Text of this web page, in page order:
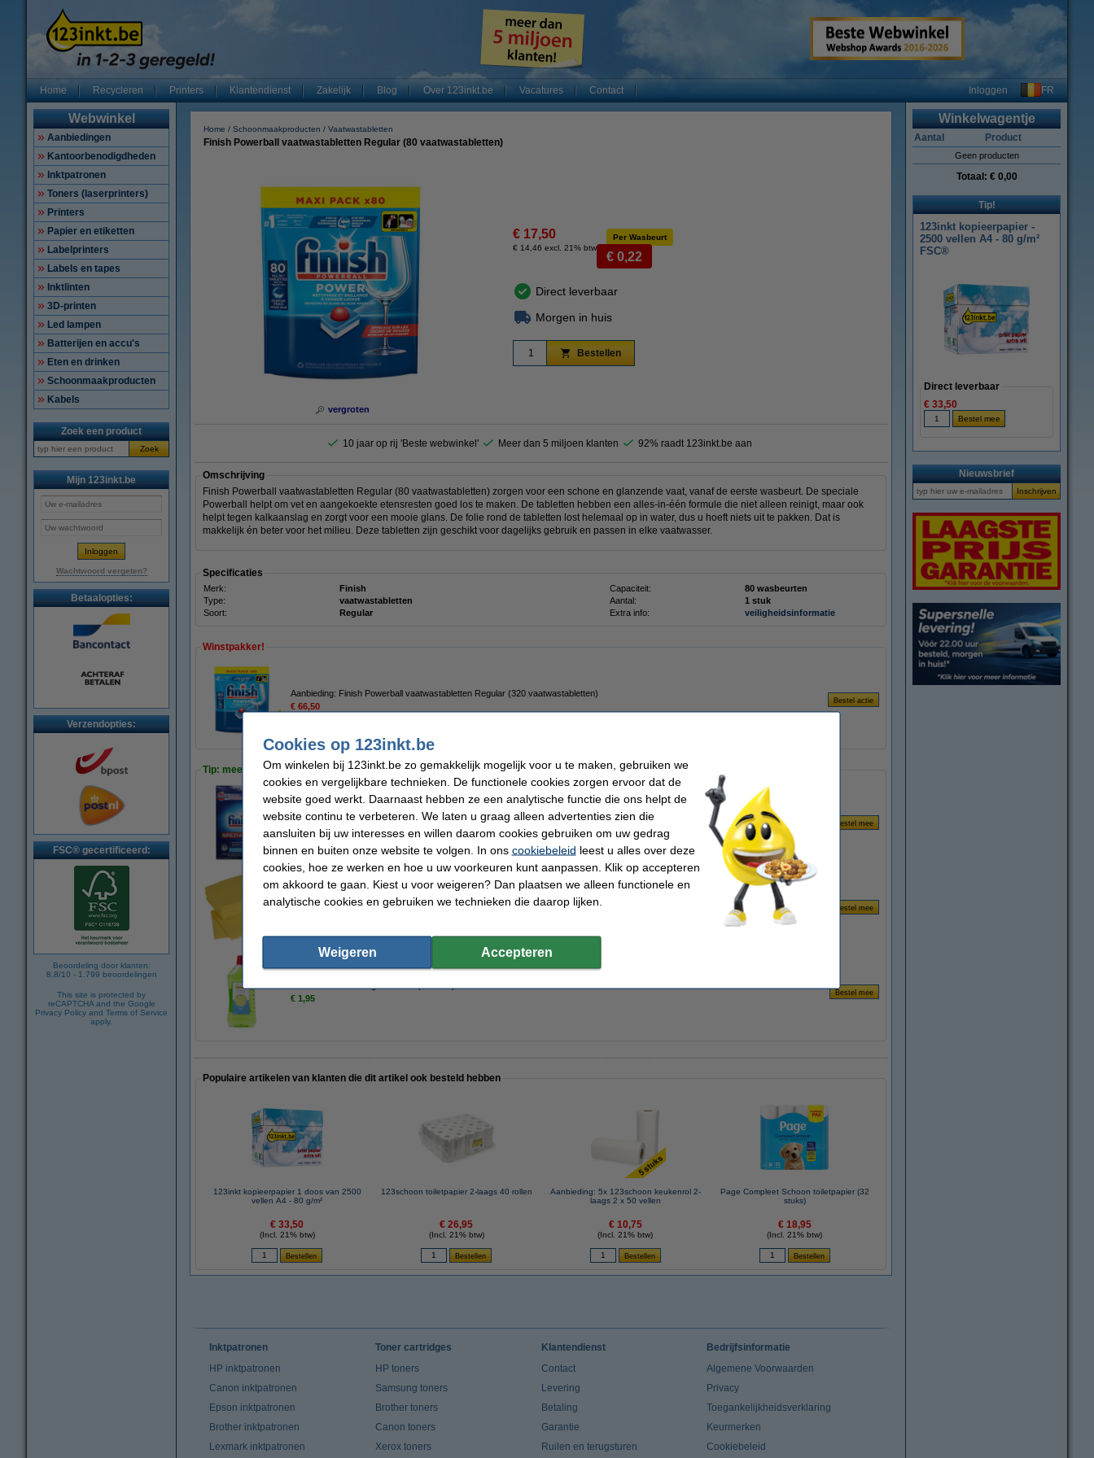
Home Recycleren Printers Klantendienst Zakelijk Blog Over 123inkt.be Vacatures Contact Inloggen FR
Webwinkel
Aanbiedingen
Kantoorbenodigdheden
Inktpatronen
Toners (laserprinters)
Printers
Papier en etiketten
Labelprinters
Labels en tapes
Inktlinten
3D-printen
Led lampen
Batterijen en accu's
Eten en drinken
Schoonmaakproducten
Kabels
Zoek een product
Zoek
Mijn 123inkt.be
Wachtwoord vergeten?
Betaalopties:
Verzendopties:
FSC® gecertificeerd:
Beoordeling door klanten:
8.8/10 - 1.799 beoordelingen
This site is protected by
reCAPTCHA and the Google
Privacy Policy and Terms of Service
apply.
Home Schoonmaakproducten Vaatwastabletten
Finish Powerball vaatwastabletten Regular (80 vaatwastabletten)
vergroten
€ 17,50
€ 14,46 excl. 21% btw
Per Wasbeurt
€ 0,22
Direct leverbaar
Morgen in huis
Bestellen
10 jaar op rij 'Beste webwinkel' Meer dan 5 miljoen klanten 92% raadt 123inkt.be aan
Omschrijving
Finish Powerball vaatwastabletten Regular (80 vaatwastabletten) zorgen voor een schone en glanzende vaat, vanaf de eerste wasbeurt. De speciale
Powerball helpt om vet en aangekoekte etensresten goed los te maken. De tabletten hebben een alles-in-één formule die niet alleen reinigt, maar ook
helpt tegen kalkaanslag en zorgt voor een mooie glans. De folie rond de tabletten lost helemaal op in water, dus u hoeft niets uit te pakken. Dat is
makkelijk én beter voor het milieu. Deze tabletten zijn geschikt voor dagelijks gebruik en passen in elke vaatwasser.
Specificaties
Merk: Finish Capaciteit:
80 wasbeurten
Type:
vaatwastabletten Aantal:
1 stuk
Soort:
Regular Extra info: veiligheidsinformatie
Winstpakker!
Aanbieding: Finish Powerball vaatwastabletten Regular (320 vaatwastabletten)
€ 66,50
Tip: meebestellen
Finish vaatwaszout (1,2 kg)
€ 2,95
Vaatdoeken 38 x 38 cm (10 stuks)
€ 1,95
Populaire artikelen van klanten die dit artikel ook besteld hebben
123inkt kopieerpapier 1 doos van 2500
vellen A4 - 80 g/m²
€ 33,50
(Incl. 21% btw)
123schoon toiletpapier 2-laags 40 rollen
€ 26,95
(Incl. 21% btw)
Aanbieding: 5x 123schoon keukenrol 2-
laags 2 x 50 vellen
€ 10,75
(Incl. 21% btw)
Page Compleet Schoon toiletpapier (32
stuks)
€ 18,95
(Incl. 21% btw)
Winkelwagentje
Aantal Product
Geen producten
Totaal: € 0,00
Tip!
123inkt kopieerpapier -
2500 vellen A4 - 80 g/m²
FSC®
Direct leverbaar
€ 33,50
Nieuwsbrief
Inktpatronen
HP inktpatronen
Canon inktpatronen
Epson inktpatronen
Brother inktpatronen
Lexmark inktpatronen
Toner cartridges
HP toners
Samsung toners
Brother toners
Canon toners
Xerox toners
Klantendienst
Contact
Levering
Betaling
Garantie
Ruilen en terugsturen
Bedrijfsinformatie
Algemene Voorwaarden
Privacy
Toegankelijkheidsverklaring
Keurmerken
Cookiebeleid
Cookies op 123inkt.be
Om winkelen bij 123inkt.be zo gemakkelijk mogelijk voor u te maken, gebruiken we
cookies en vergelijkbare technieken. De functionele cookies zorgen ervoor dat de
website goed werkt. Daarnaast hebben ze een analytische functie die ons helpt de
website continu te verbeteren. We laten u graag alleen advertenties zien die
aansluiten bij uw interesses en willen daarom cookies gebruiken om uw gedrag
binnen en buiten onze website te volgen. In ons cookiebeleid leest u alles over deze
cookies, hoe ze werken en hoe u uw voorkeuren kunt aanpassen. Klik op accepteren
om akkoord te gaan. Kiest u voor weigeren? Dan plaatsen we alleen functionele en
analytische cookies en gebruiken we technieken die daarop lijken.
Weigeren Accepteren